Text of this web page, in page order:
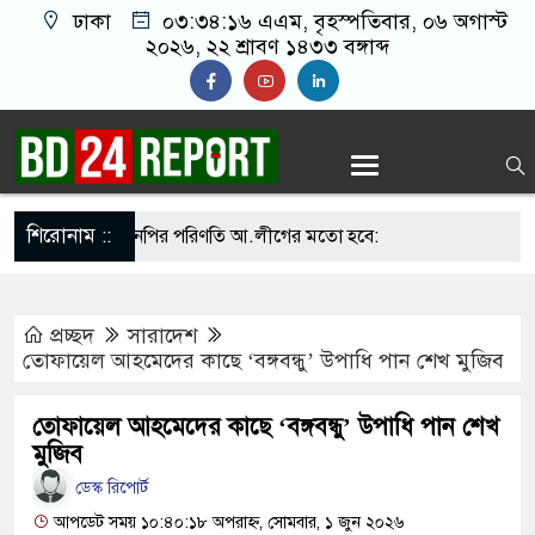
ঢাকা ০৩:৩৪:১৭ এএম, বৃহস্পতিবার, ০৬ অগাস্ট
২০২৬, ২২ শ্রাবণ ১৪৩৩ বঙ্গাব্দ
শিরোনাম ::
সামলালে বিএনপির পরিণতি আ.লীগের মতো হবে:
রাখতে চাচ্ছে না: আসিফ মাহমুদ
না: আমির হামজা
জবাব দিতে হবে প্রধানমন্ত্রীকে: জামায়াত আমির
প্রচ্ছদ
সারাদেশ
তোফায়েল আহমেদের কাছে ‘বঙ্গবন্ধু’ উপাধি পান শেখ মুজিব
তোফায়েল আহমেদের কাছে ‘বঙ্গবন্ধু’ উপাধি পান শেখ
মুজিব
ডেস্ক রিপোর্ট
আপডেট সময় ১০:৪০:১৮ অপরাহ্ন, সোমবার, ১ জুন ২০২৬